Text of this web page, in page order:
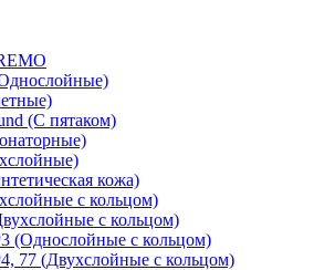
(С пятаком)
кожа)
с кольцом)
с кольцом)
(Однослойные с кольцом)
77 (Двухслойные с кольцом)